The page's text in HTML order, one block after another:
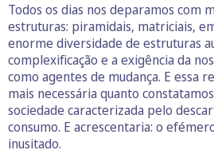
Todos os dias nos deparamos com
estruturas: piramidais, matriciais,
enorme diversidade de estruturas
complexificação e a exigência da
como agentes de mudança. E essa
mais necessária quanto
sociedade caracterizada pelo
consumo. E acrescentaria: o
inusitado.